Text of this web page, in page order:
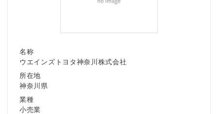
名称
ウエインズトヨタ神奈川株式会社
所在地
神奈川県
業種
小売業